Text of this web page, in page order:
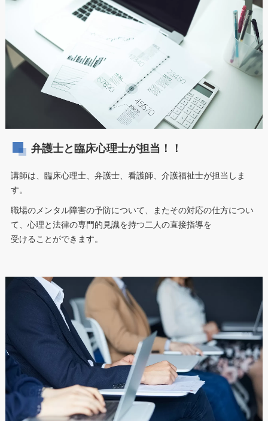
弁護士と臨床心理士が担当！！
講師は、臨床心理士、弁護士、看護師、介護福祉士が担当しま
す。
職場のメンタル障害の予防について、またその対応の仕方につい
て、心理と法律の専門的見識を持つ二人の直接指導を
受けることができます。